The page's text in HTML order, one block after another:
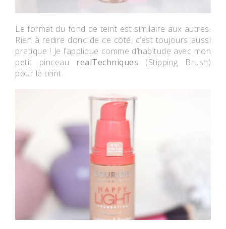
Le format du fond de teint est similaire aux autres.
Rien à redire donc de ce côté, c’est toujours aussi
pratique ! Je l’applique comme d’habitude avec mon
petit pinceau realTechniques (Stipping Brush)
pour le teint.